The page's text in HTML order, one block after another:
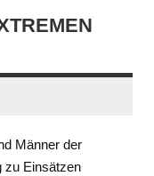
Männer der
zu Einsätzen